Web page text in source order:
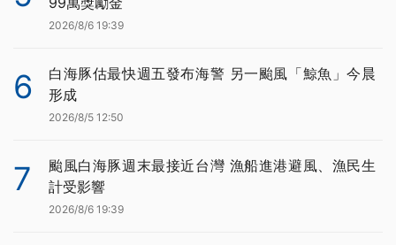
2026/8/6 19:39
6
白海豚估最快週五發布海警 另一颱風「鯨魚」今晨
形成
2026/8/5 12:50
7
颱風白海豚週末最接近台灣 漁船進港避風、漁民生
計受影響
2026/8/6 19:39